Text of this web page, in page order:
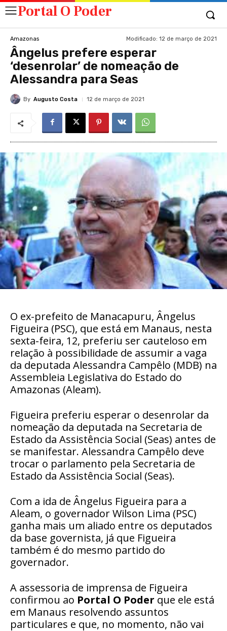
Portal O Poder
Amazonas Modificado: 12 de março de 2021
Ângelus prefere esperar
‘desenrolar’ de nomeação de
Alessandra para Seas
By Augusto Costa 12 de março de 2021
O ex-prefeito de Manacapuru, Ângelus
Figueira (PSC), que está em Manaus, nesta
sexta-feira, 12, preferiu ser cauteloso em
relação à possibilidade de assumir a vaga
da deputada Alessandra Campêlo (MDB) na
Assembleia Legislativa do Estado do
Amazonas (Aleam).
Figueira preferiu esperar o desenrolar da
nomeação da deputada na Secretaria de
Estado da Assistência Social (Seas) antes de
se manifestar. Alessandra Campêlo deve
trocar o parlamento pela Secretaria de
Estado da Assistência Social (Seas).
Com a ida de Ângelus Figueira para a
Aleam, o governador Wilson Lima (PSC)
ganha mais um aliado entre os deputados
da base governista, já que Figueira
também é do mesmo partido do
governador.
A assessoria de imprensa de Figueira
confirmou ao Portal O Poder que ele está
em Manaus resolvendo assuntos
particulares e que, no momento, não vai